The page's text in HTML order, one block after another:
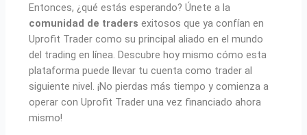
Entonces, ¿qué estás esperando? Únete a la
comunidad de traders exitosos que ya confían en
Uprofit Trader como su principal aliado en el mundo
del trading en línea. Descubre hoy mismo cómo esta
plataforma puede llevar tu cuenta como trader al
siguiente nivel. ¡No pierdas más tiempo y comienza a
operar con Uprofit Trader una vez financiado ahora
mismo!